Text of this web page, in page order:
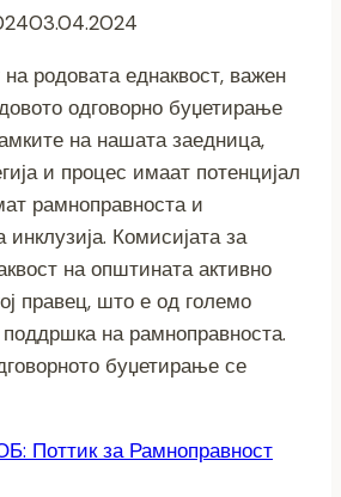
03.04.2024
на родовата еднаквост, важен
одговорно буџетирање
на нашата заедница,
и процес имаат потенцијал
рамноправноста и
инклузија. Комисијата за
на општината активно
правец, што е од големо
на рамноправноста.
буџетирање се
Поттик за Рамноправност